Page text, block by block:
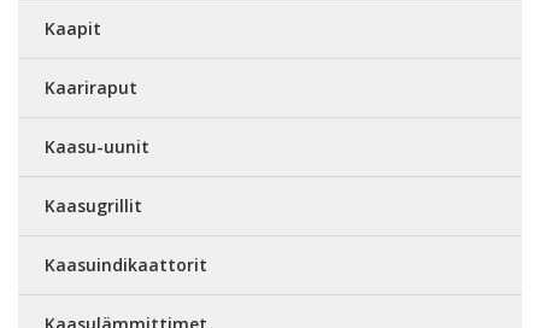
Kaapit
Kaariraput
Kaasu-uunit
Kaasugrillit
Kaasuindikaattorit